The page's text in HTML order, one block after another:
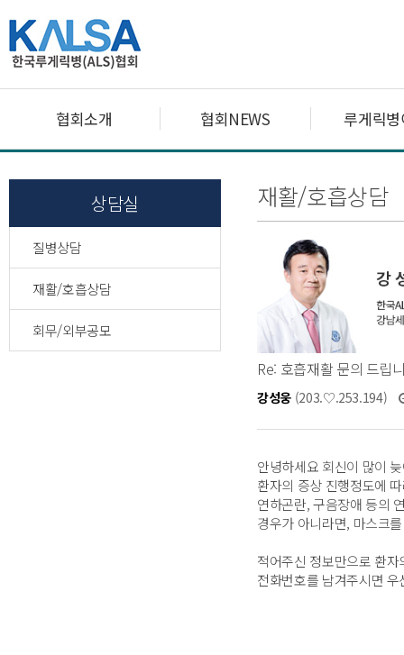
협회소개 협회NEWS 루게릭
상담실
질병상담
재활/호흡상담
회무/외부공모
재활/호흡상담
Re: 호흡재활 문의 드립
강성웅(203.♡.253.194)
안녕하세요 회신이 많이
환자의 증상 진행정도에
연하곤란, 구음장애 등의
경우가 아니라면, 마스크
적어주신 정보만으로 환
전화번호를 남겨주시면 우